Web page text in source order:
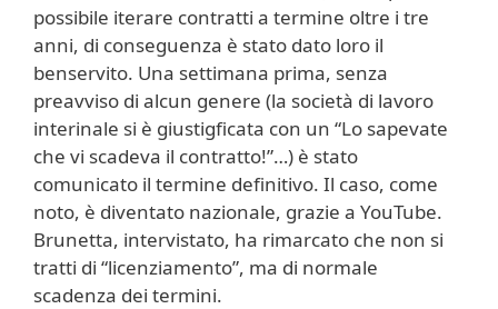
possibile iterare contratti a termine oltre i tre
anni, di conseguenza è stato dato loro il
benservito. Una settimana prima, senza
preavviso di alcun genere (la società di lavoro
interinale si è giustigficata con un “Lo sapevate
che vi scadeva il contratto!”…) è stato
comunicato il termine definitivo. Il caso, come
noto, è diventato nazionale, grazie a YouTube.
Brunetta, intervistato, ha rimarcato che non si
tratti di “licenziamento”, ma di normale
scadenza dei termini.